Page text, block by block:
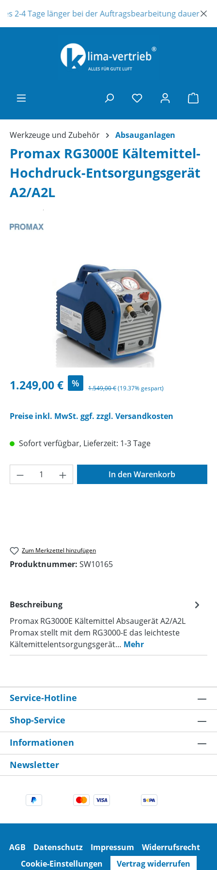
Zum Hauptinhalt springen
2-4 Tage länger bei der Auftragsbearbeitung dauern !
Werkzeuge und Zubehör Absauganlagen
Promax RG3000E Kältemittel-
Hochdruck-Entsorgungsgerät
A2/A2L
Bildergalerie überspringen
Verkaufspreis:
1.249,00 € % Regulärer Preis:
1.549,00 €(19.37% gespart)
Preise inkl. MwSt. ggf. zzgl. Versandkosten
Sofort verfügbar, Lieferzeit: 1-3 Tage
Produkt Anzahl: Gib den gewünschten
In den Warenkorb
Zum Merkzettel hinzufügen
Produktnummer: SW10165
Beschreibung
Promax RG3000E Kältemittel Absaugerät A2/A2L
Promax stellt mit dem RG3000-E das leichteste
Kältemittelentsorgungsgerät… Mehr
Service-Hotline
Shop-Service
Informationen
Newsletter
AGB Datenschutz Impressum
Widerrufsrecht
Cookie-Einstellungen
Vertrag widerrufen